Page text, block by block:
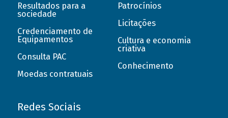
Resultados para a
sociedade
Credenciamento de
Equipamentos
Consulta PAC
Moedas contratuais
Patrocínios
Licitações
Cultura e economia
criativa
Conhecimento
Redes Sociais